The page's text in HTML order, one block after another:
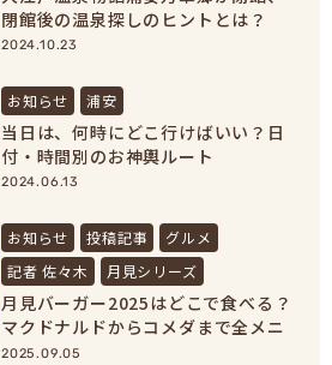
閉館後の温泉探しのヒントとは？
【浦安市民必見！】
2024.10.23
お知らせ 浦安
当日は、何時にどこ行けばいい？日
付・時間別のお神輿ルート
2024.06.13
お知らせ 投稿記事
グルメ
記者 佐々木
月見シリーズ
月見バーガー2025はどこで食べる？
マクドナルドからコメダまで全メニ
ュー紹介！
2025.09.05